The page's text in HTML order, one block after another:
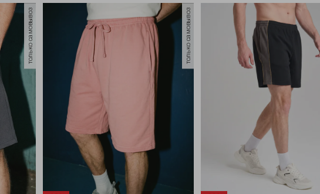
только самовывоз только самовывоз